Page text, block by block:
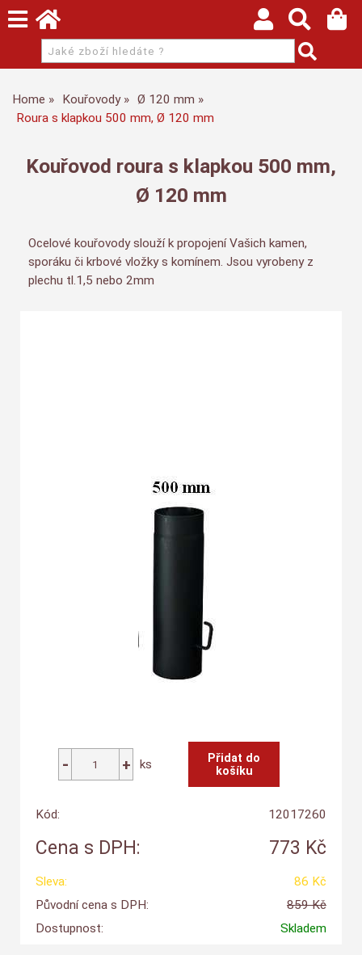
Home Kouřovody
Ø 120 mm
Roura s klapkou 500 mm, Ø 120 mm
Kouřovod roura s klapkou 500 mm,
Ø 120 mm
Ocelové kouřovody slouží k propojení Vašich kamen,
sporáku či krbové vložky s komínem. Jsou vyrobeny z
plechu tl.1,5 nebo 2mm
ks
Kód: 12017260
Cena s DPH: 773 Kč
Sleva:
86 Kč
Původní cena s DPH:
859 Kč
Dostupnost:
Skladem